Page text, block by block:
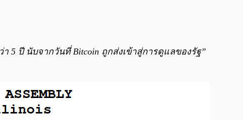
5 ปี นับจากวันที่ Bitcoin ถูกส่งเข้าสู่การดูแลของรัฐ”